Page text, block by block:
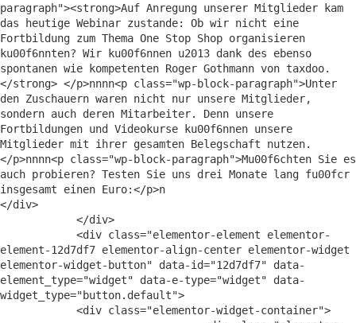
paragraph"><strong>Auf Anregung unserer Mitglieder kam
das heutige Webinar zustande: Ob wir nicht eine
Fortbildung zum Thema One Stop Shop organisieren
ku00f6nnten? Wir ku00f6nnen u2013 dank des ebenso
spontanen wie kompetenten Roger Gothmann von taxdoo.
</strong> </p>nnnn<p class="wp-block-paragraph">Unter
den Zuschauern waren nicht nur unsere Mitglieder,
sondern auch deren Mitarbeiter. Denn unsere
Fortbildungen und Videokurse ku00f6nnen unsere
Mitglieder mit ihrer gesamten Belegschaft nutzen.
</p>nnnn<p class="wp-block-paragraph">Mu00f6chten Sie es
auch probieren? Testen Sie uns drei Monate lang fu00fcr
insgesamt einen Euro:</p>n
</div>
element-12d7df7 elementor-align-center elementor-widget
elementor-widget-button" data-id="12d7df7" data-
element_type="widget" data-e-type="widget" data-
widget_type="button.default">